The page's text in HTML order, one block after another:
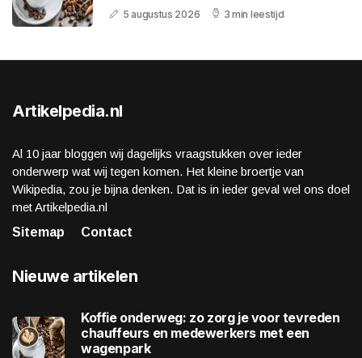
5 augustus 2026 3 min leestijd
Artikelpedia.nl
Al 10 jaar bloggen wij dagelijks vraagstukken over ieder
onderwerp wat wij tegen komen. Het kleine broertje van
Wikipedia, zou je bijna denken. Dat is in ieder geval wel ons doel
met Artikelpedia.nl
Sitemap
Contact
Nieuwe artikelen
Koffie onderweg: zo zorg je voor tevreden
chauffeurs en medewerkers met een
wagenpark